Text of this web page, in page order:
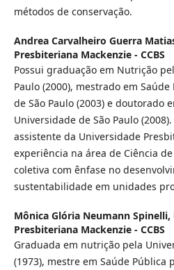
métodos de conservação.
Andrea Carvalheiro Guerra
Presbiteriana Mackenzie - CCBS
Possui graduação em Nutrição
Paulo (2000), mestrado em
de São Paulo (2003) e doutorado
Universidade de São Paulo
assistente da Universidade
experiência na área de Ciência
coletiva com ênfase no
sustentabilidade em unidades
Mônica Glória Neumann Spinelli,
Presbiteriana Mackenzie - CCBS
Graduada em nutrição pela
(1973), mestre em Saúde Pública